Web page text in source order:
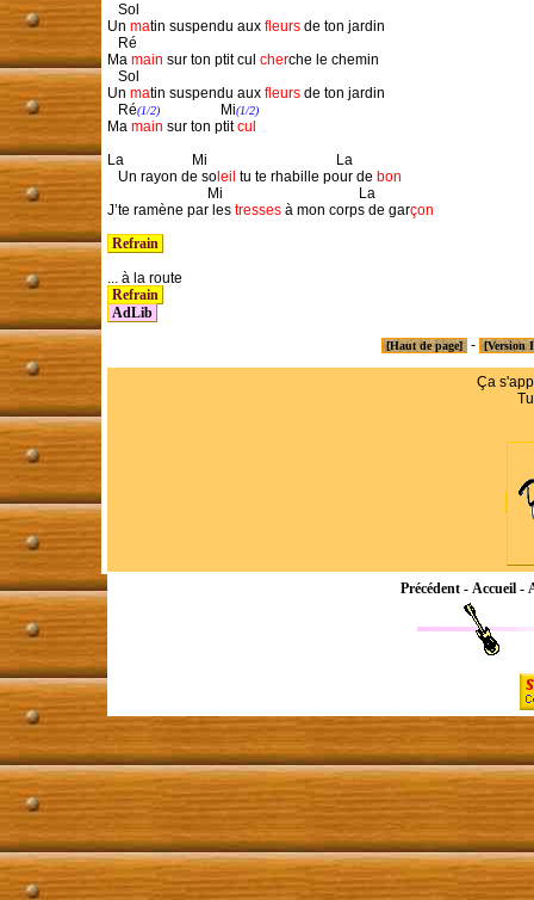
   Sol
Un matin suspendu aux fleurs de ton jardin
   Ré
Ma main sur ton ptit cul cherche le chemin
   Sol
Un matin suspendu aux fleurs de ton jardin
   Ré
(1/2)
                 Mi
(1/2)
Ma main sur ton ptit cul
La                   Mi                                    La
   Un rayon de so
leil tu te rhabille pour de bon
                            Mi                                      La
J’te ramène par les tresses à mon corps de garçon
Refrain
Refrain
AdLib
[Haut de page] - [Version
Ça
Précédent - Accueil -